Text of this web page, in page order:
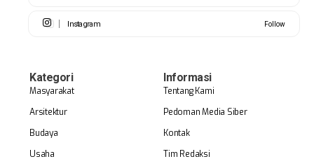
Instagram Follow
Kategori
Masyarakat
Arsitektur
Budaya
Usaha
Informasi
Tentang Kami
Pedoman Media Siber
Kontak
Tim Redaksi